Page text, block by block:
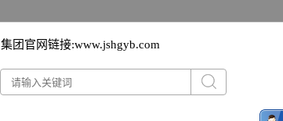
集团官网链接:www.jshgyb.com